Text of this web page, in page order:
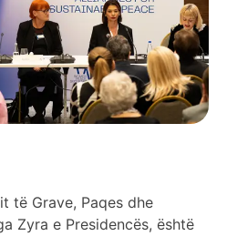
të Grave, Paqes dhe
Zyra e Presidencës, është